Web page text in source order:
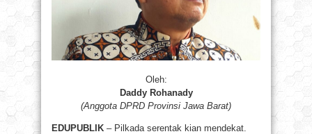
Oleh:
Daddy Rohanady
(Anggota DPRD Provinsi Jawa Barat)
EDUPUBLIK – Pilkada serentak kian mendekat.